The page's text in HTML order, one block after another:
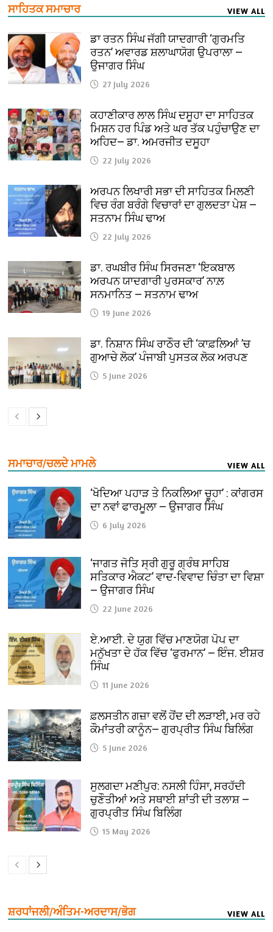
ਸਾਹਿਤਕ ਸਮਾਚਾਰ VIEW ALL
ਡਾ ਰਤਨ ਸਿੰਘ ਜੱਗੀ ਯਾਦਗਾਰੀ ‘ਗੁਰਮਤਿ
ਰਤਨ’ ਅਵਾਰਡ ਸ਼ਲਾਘਾਯੋਗ ਉਪਰਾਲਾ —
ਉਜਾਗਰ ਸਿੰਘ
27 July 2026
ਕਹਾਣੀਕਾਰ ਲਾਲ ਸਿੰਘ ਦਸੂਹਾ ਦਾ ਸਾਹਿਤਕ
ਮਿਸ਼ਨ ਹਰ ਪਿੰਡ ਅਤੇ ਘਰ ਤੱਕ ਪਹੁੰਚਾਉਣ ਦਾ
ਅਹਿਦ— ਡਾ. ਅਮਰਜੀਤ ਦਸੂਹਾ
22 July 2026
ਅਰਪਨ ਲਿਖਾਰੀ ਸਭਾ ਦੀ ਸਾਹਿਤਕ ਮਿਲਣੀ
ਵਿਚ ਰੰਗ ਬਰੰਗੇ ਵਿਚਾਰਾਂ ਦਾ ਗੁਲਦਤਾ ਪੇਸ਼ —
ਸਤਨਾਮ ਸਿੰਘ ਢਾਅ
22 July 2026
ਡਾ. ਰਘਬੀਰ ਸਿੰਘ ਸਿਰਜਣਾ ‘ਇਕਬਾਲ
ਅਰਪਨ ਯਾਦਗਾਰੀ ਪੁਰਸਕਾਰ’ ਨਾਲ਼
ਸਨਮਾਨਿਤ — ਸਤਨਾਮ ਢਾਅ
19 June 2026
ਡਾ. ਨਿਸ਼ਾਨ ਸਿੰਘ ਰਾਠੌਰ ਦੀ ‘ਕਾਫ਼ਲਿਆਂ ’ਚ
ਗੁਆਚੇ ਲੋਕ’ ਪੰਜਾਬੀ ਪੁਸਤਕ ਲੋਕ ਅਰਪਣ
5 June 2026
ਸਮਾਚਾਰ/ਚਲਦੇ ਮਾਮਲੇ VIEW ALL
‘ਖੋਦਿਆ ਪਹਾੜ ਤੇ ਨਿਕਲਿਆ ਚੂਹਾ’ : ਕਾਂਗਰਸ
ਦਾ ਨਵਾਂ ਫਾਰਮੂਲਾ — ਉਜਾਗਰ ਸਿੰਘ
6 July 2026
‘ਜਾਗਤ ਜੋਤਿ ਸ੍ਰੀ ਗੁਰੂ ਗ੍ਰੰਥ ਸਾਹਿਬ
ਸਤਿਕਾਰ ਐਕਟ’ ਵਾਦ-ਵਿਵਾਦ ਚਿੰਤਾ ਦਾ ਵਿਸ਼ਾ
— ਉਜਾਗਰ ਸਿੰਘ
22 June 2026
ਏ.ਆਈ. ਦੇ ਯੁਗ ਵਿੱਚ ਮਾਣਯੋਗ ਪੋਪ ਦਾ
ਮਨੁੱਖਤਾ ਦੇ ਹੱਕ ਵਿੱਚ ‘ਫੁਰਮਾਨ’ — ਇੰਜ. ਈਸ਼ਰ
ਸਿੰਘ
11 June 2026
ਫ਼ਲਸਤੀਨ ਗਜ਼ਾ ਵਲੋਂ ਹੋਂਦ ਦੀ ਲੜਾਈ, ਮਰ ਰਹੇ
ਕੌਮਾਂਤਰੀ ਕਾਨੂੰਨ— ਗੁਰਪ੍ਰੀਤ ਸਿੰਘ ਬਿਲਿੰਗ
5 June 2026
ਸੁਲਗਦਾ ਮਣੀਪੁਰ: ਨਸਲੀ ਹਿੰਸਾ, ਸਰਹੱਦੀ
ਚੁਣੌਤੀਆਂ ਅਤੇ ਸਥਾਈ ਸ਼ਾਂਤੀ ਦੀ ਤਲਾਸ਼ —
ਗੁਰਪ੍ਰੀਤ ਸਿੰਘ ਬਿਲਿੰਗ
15 May 2026
ਸ਼ਰਧਾਂਜਲੀ/ਅੰਤਿਮ-ਅਰਦਾਸ/ਭੋਗ VIEW ALL